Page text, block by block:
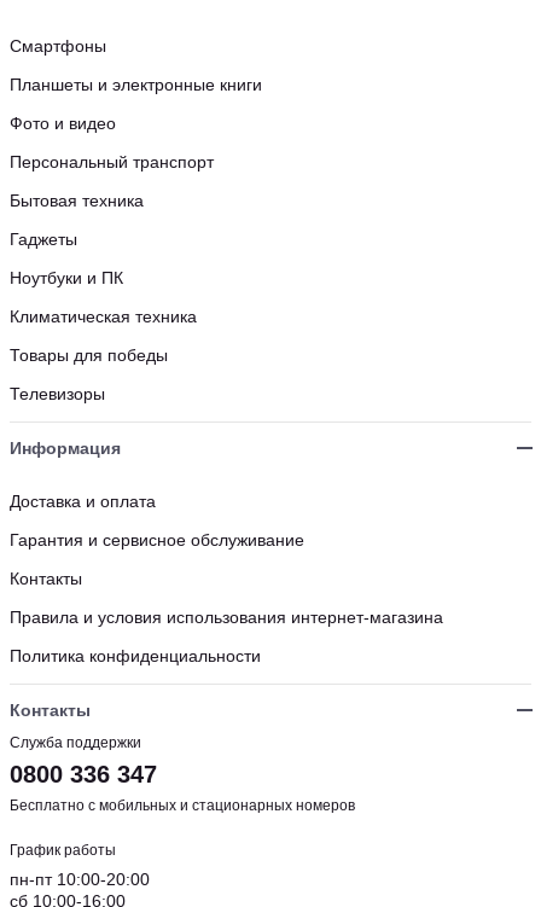
Смартфоны
Планшеты и электронные книги
Фото и видео
Персональный транспорт
Бытовая техника
Гаджеты
Ноутбуки и ПК
Климатическая техника
Товары для победы
Телевизоры
Информация
Доставка и оплата
Гарантия и сервисное обслуживание
Контакты
Правила и условия использования интернет-магазина
Политика конфиденциальности
Контакты
Служба поддержки
0800 336 347
Бесплатно с мобильных и стационарных номеров
График работы
пн-пт 10:00-20:00
сб 10:00-16:00